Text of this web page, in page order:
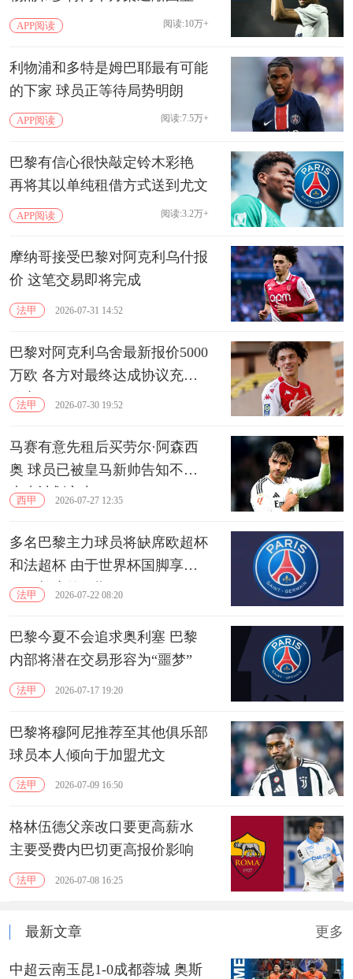
APP阅读 阅读:10万+
利物浦和多特是姆巴耶最有可能
的下家 球员正等待局势明朗
APP阅读 阅读:7.5万+
巴黎有信心很快敲定铃木彩艳
再将其以单纯租借方式送到尤文
APP阅读 阅读:3.2万+
摩纳哥接受巴黎对阿克利乌什报
价 这笔交易即将完成
法甲 2026-07-31 14:52
巴黎对阿克利乌舍最新报价5000
万欧 各方对最终达成协议充满
信心
法甲 2026-07-30 19:52
马赛有意先租后买劳尔·阿森西
奥 球员已被皇马新帅告知不在
未来计划之中
西甲 2026-07-27 12:35
多名巴黎主力球员将缺席欧超杯
和法超杯 由于世界杯国脚享受
不同长度的假期
法甲 2026-07-22 08:20
巴黎今夏不会追求奥利塞 巴黎
内部将潜在交易形容为“噩梦”
法甲 2026-07-17 19:20
巴黎将穆阿尼推荐至其他俱乐部
球员本人倾向于加盟尤文
法甲 2026-07-09 16:50
格林伍德父亲改口要更高薪水
主要受费内巴切更高报价影响
法甲 2026-07-08 16:25
最新文章 更多
中超云南玉昆1-0成都蓉城 奥斯